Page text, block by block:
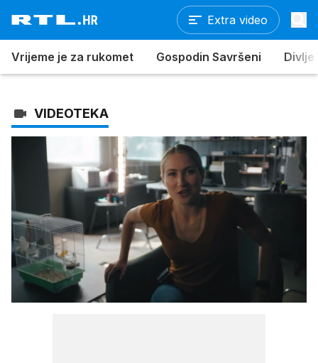
Extra video
Vrijeme je za rukomet Gospodin Savršeni Divlje
VIDEOTEKA
Upali
zvuk
Loaded
100.00%